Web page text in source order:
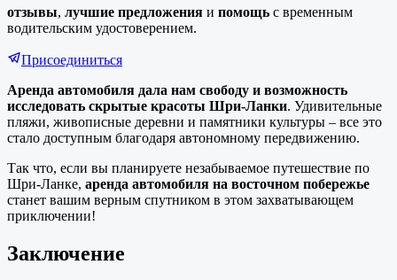
отзывы, лучшие предложения и помощь с временным
водительским удостоверением.
Присоединиться
Аренда автомобиля дала нам свободу и возможность
исследовать скрытые красоты Шри-Ланки. Удивительные
пляжи, живописные деревни и памятники культуры – все это
стало доступным благодаря автономному передвижению.
Так что, если вы планируете незабываемое путешествие по
Шри-Ланке, аренда автомобиля на восточном побережье
станет вашим верным спутником в этом захватывающем
приключении!
Заключение